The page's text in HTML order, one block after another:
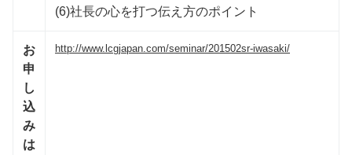
(6)社長の心を打つ伝え方のポイント
お
申
し
込
み
は
http://www.lcgjapan.com/seminar/201502sr-iwasaki/